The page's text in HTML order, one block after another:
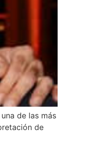
de las más
de